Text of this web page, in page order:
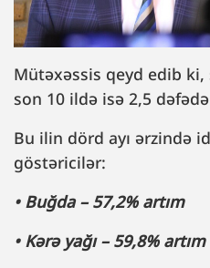
Mütəxəssis qeyd edib
son 10 ildə isə 2,5
Bu ilin dörd ayı ərzində
göstəricilər:
• Buğda – 57,2% artım
• Kərə yağı – 59,8% artım